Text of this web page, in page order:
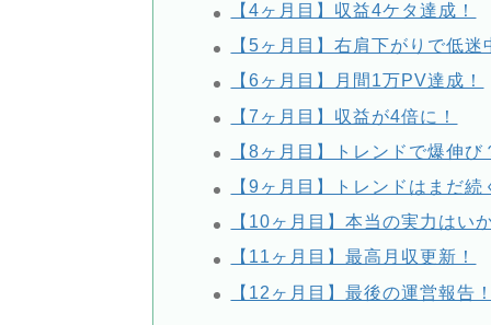
【4ヶ月目】収益4ケタ達成！
【5ヶ月目】右肩下がりで低迷
【6ヶ月目】月間1万PV達成！
【7ヶ月目】収益が4倍に！
【8ヶ月目】トレンドで爆伸び
【9ヶ月目】トレンドはまだ続
【10ヶ月目】本当の実力はい
【11ヶ月目】最高月収更新！
【12ヶ月目】最後の運営報告！